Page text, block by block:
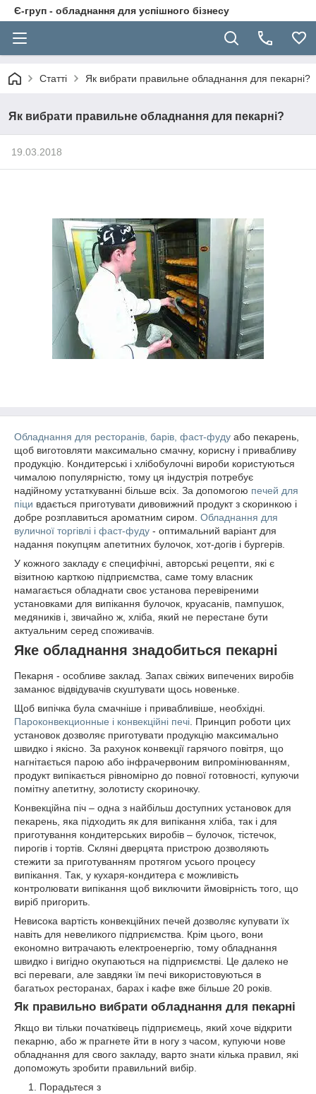
Є-груп - обладнання для успішного бізнесу
Статті Як вибрати правильне обладнання для пекарні?
Як вибрати правильне обладнання для пекарні?
19.03.2018
Обладнання для ресторанів, барів, фаст-фуду або пекарень,
щоб виготовляти максимально смачну, корисну і привабливу
продукцію. Кондитерські і хлібобулочні вироби користуються
чималою популярністю, тому ця індустрія потребує
надійному устаткуванні більше всіх. За допомогою печей для
піци вдається приготувати дивовижний продукт з скоринкою і
добре розплавиться ароматним сиром. Обладнання для
вуличної торгівлі і фаст-фуду - оптимальний варіант для
надання покупцям апетитних булочок, хот-догів і бургерів.
У кожного закладу є специфічні, авторські рецепти, які є
візитною карткою підприємства, саме тому власник
намагається обладнати своє установа перевіреними
установками для випікання булочок, круасанів, пампушок,
медяників і, звичайно ж, хліба, який не перестане бути
актуальним серед споживачів.
Яке обладнання знадобиться пекарні
Пекарня - особливе заклад. Запах свіжих випечених виробів
заманює відвідувачів скуштувати щось новеньке.
Щоб випічка була смачніше і привабливіше, необхідні.
Пароконвекционные і конвекційні печі . Принцип роботи цих
установок дозволяє приготувати продукцію максимально
швидко і якісно. За рахунок конвекції гарячого повітря, що
нагнітається парою або інфрачервоним випромінюванням,
продукт випікається рівномірно до повної готовності, купуючи
помітну апетитну, золотисту скориночку.
Конвекційна піч – одна з найбільш доступних установок для
пекарень, яка підходить як для випікання хліба, так і для
приготування кондитерських виробів – булочок, тістечок,
пирогів і тортів. Скляні дверцята пристрою дозволяють
стежити за приготуванням протягом усього процесу
випікання. Так, у кухаря-кондитера є можливість
контролювати випікання щоб виключити ймовірність того, що
виріб пригорить.
Невисока вартість конвекційних печей дозволяє купувати їх
навіть для невеликого підприємства. Крім цього, вони
економно витрачають електроенергію, тому обладнання
швидко і вигідно окупаються на підприємстві. Це далеко не
всі переваги, але завдяки їм печі використовуються в
багатьох ресторанах, барах і кафе вже більше 20 років.
Як правильно вибрати обладнання для пекарні
Якщо ви тільки початківець підприємець, який хоче відкрити
пекарню, або ж прагнете йти в ногу з часом, купуючи нове
обладнання для свого закладу, варто знати кілька правил, які
допоможуть зробити правильний вибір.
Порадьтеся з